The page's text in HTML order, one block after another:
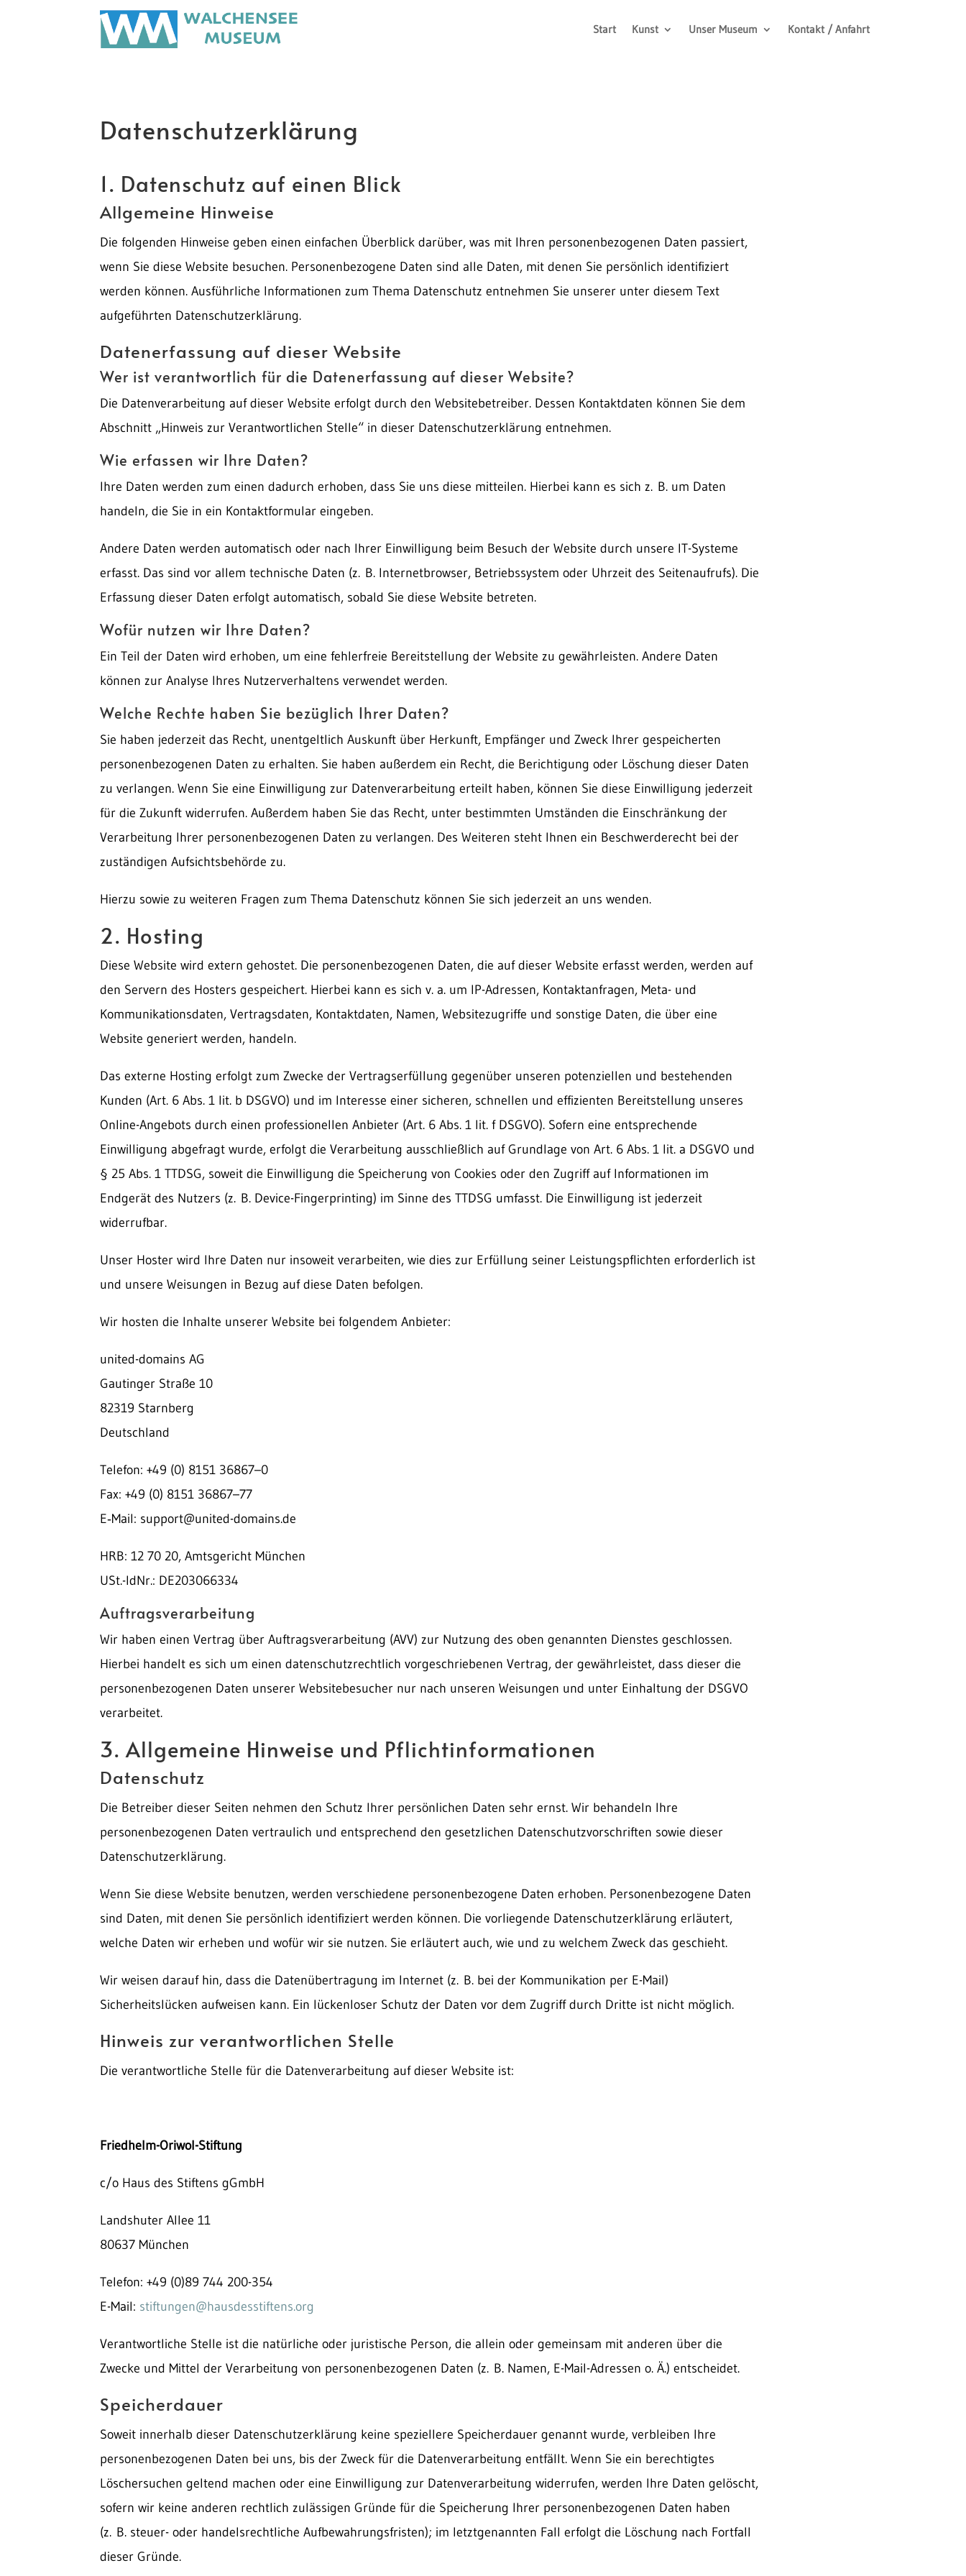
Start Kunst Unser Museum Kontakt / Anfahrt
Datenschutz­erklärung
1. Datenschutz auf einen Blick
Allgemeine Hinweise
Die folgenden Hinweise geben einen einfachen Überblick darüber, was mit Ihren personenbezogenen Daten passiert,
wenn Sie diese Website besuchen. Personenbezogene Daten sind alle Daten, mit denen Sie persönlich identifiziert
werden können. Ausführliche Informationen zum Thema Datenschutz entnehmen Sie unserer unter diesem Text
aufgeführten Datenschutzerklärung.
Datenerfassung auf dieser Website
Wer ist verantwortlich für die Datenerfassung auf dieser Website?
Die Datenverarbeitung auf dieser Website erfolgt durch den Websitebetreiber. Dessen Kontaktdaten können Sie dem
Abschnitt „Hinweis zur Verantwortlichen Stelle“ in dieser Datenschutzerklärung entnehmen.
Wie erfassen wir Ihre Daten?
Ihre Daten werden zum einen dadurch erhoben, dass Sie uns diese mitteilen. Hierbei kann es sich z. B. um Daten
handeln, die Sie in ein Kontaktformular eingeben.
Andere Daten werden automatisch oder nach Ihrer Einwilligung beim Besuch der Website durch unsere IT-Systeme
erfasst. Das sind vor allem technische Daten (z. B. Internetbrowser, Betriebssystem oder Uhrzeit des Seitenaufrufs). Die
Erfassung dieser Daten erfolgt automatisch, sobald Sie diese Website betreten.
Wofür nutzen wir Ihre Daten?
Ein Teil der Daten wird erhoben, um eine fehlerfreie Bereitstellung der Website zu gewährleisten. Andere Daten
können zur Analyse Ihres Nutzerverhaltens verwendet werden.
Welche Rechte haben Sie bezüglich Ihrer Daten?
Sie haben jederzeit das Recht, unentgeltlich Auskunft über Herkunft, Empfänger und Zweck Ihrer gespeicherten
personenbezogenen Daten zu erhalten. Sie haben außerdem ein Recht, die Berichtigung oder Löschung dieser Daten
zu verlangen. Wenn Sie eine Einwilligung zur Datenverarbeitung erteilt haben, können Sie diese Einwilligung jederzeit
für die Zukunft widerrufen. Außerdem haben Sie das Recht, unter bestimmten Umständen die Einschränkung der
Verarbeitung Ihrer personenbezogenen Daten zu verlangen. Des Weiteren steht Ihnen ein Beschwerderecht bei der
zuständigen Aufsichtsbehörde zu.
Hierzu sowie zu weiteren Fragen zum Thema Datenschutz können Sie sich jederzeit an uns wenden.
2. Hosting
Diese Website wird extern gehostet. Die personenbezogenen Daten, die auf dieser Website erfasst werden, werden auf
den Servern des Hosters gespeichert. Hierbei kann es sich v. a. um IP-Adressen, Kontaktanfragen, Meta- und
Kommunikationsdaten, Vertragsdaten, Kontaktdaten, Namen, Websitezugriffe und sonstige Daten, die über eine
Website generiert werden, handeln.
Das externe Hosting erfolgt zum Zwecke der Vertragserfüllung gegenüber unseren potenziellen und bestehenden
Kunden (Art. 6 Abs. 1 lit. b DSGVO) und im Interesse einer sicheren, schnellen und effizienten Bereitstellung unseres
Online-Angebots durch einen professionellen Anbieter (Art. 6 Abs. 1 lit. f DSGVO). Sofern eine entsprechende
Einwilligung abgefragt wurde, erfolgt die Verarbeitung ausschließlich auf Grundlage von Art. 6 Abs. 1 lit. a DSGVO und
§ 25 Abs. 1 TTDSG, soweit die Einwilligung die Speicherung von Cookies oder den Zugriff auf Informationen im
Endgerät des Nutzers (z. B. Device-Fingerprinting) im Sinne des TTDSG umfasst. Die Einwilligung ist jederzeit
widerrufbar.
Unser Hoster wird Ihre Daten nur insoweit verarbeiten, wie dies zur Erfüllung seiner Leistungspflichten erforderlich ist
und unsere Weisungen in Bezug auf diese Daten befolgen.
Wir hosten die Inhalte unserer Website bei folgendem Anbieter:
united-domains AG
Gautinger Straße 10
82319 Starnberg
Deutschland
Telefon: +49 (0) 8151 36867–0
Fax: +49 (0) 8151 36867–77
E‑Mail: support@united-domains.de
HRB: 12 70 20, Amtsgericht München
USt.-IdNr.: DE203066334
Auftragsverarbeitung
Wir haben einen Vertrag über Auftragsverarbeitung (AVV) zur Nutzung des oben genannten Dienstes geschlossen.
Hierbei handelt es sich um einen datenschutzrechtlich vorgeschriebenen Vertrag, der gewährleistet, dass dieser die
personenbezogenen Daten unserer Websitebesucher nur nach unseren Weisungen und unter Einhaltung der DSGVO
verarbeitet.
3. Allgemeine Hinweise und Pflicht­informationen
Datenschutz
Die Betreiber dieser Seiten nehmen den Schutz Ihrer persönlichen Daten sehr ernst. Wir behandeln Ihre
personenbezogenen Daten vertraulich und entsprechend den gesetzlichen Datenschutzvorschriften sowie dieser
Datenschutzerklärung.
Wenn Sie diese Website benutzen, werden verschiedene personenbezogene Daten erhoben. Personenbezogene Daten
sind Daten, mit denen Sie persönlich identifiziert werden können. Die vorliegende Datenschutzerklärung erläutert,
welche Daten wir erheben und wofür wir sie nutzen. Sie erläutert auch, wie und zu welchem Zweck das geschieht.
Wir weisen darauf hin, dass die Datenübertragung im Internet (z. B. bei der Kommunikation per E-Mail)
Sicherheitslücken aufweisen kann. Ein lückenloser Schutz der Daten vor dem Zugriff durch Dritte ist nicht möglich.
Hinweis zur verantwortlichen Stelle
Die verantwortliche Stelle für die Datenverarbeitung auf dieser Website ist:
Friedhelm-Oriwol-Stiftung
c/o Haus des Stiftens gGmbH
Landshuter Allee 11
80637 München
Telefon: +49 (0)89 744 200-354
E-Mail: stiftungen@hausdesstiftens.org
Verantwortliche Stelle ist die natürliche oder juristische Person, die allein oder gemeinsam mit anderen über die
Zwecke und Mittel der Verarbeitung von personenbezogenen Daten (z. B. Namen, E-Mail-Adressen o. Ä.) entscheidet.
Speicherdauer
Soweit innerhalb dieser Datenschutzerklärung keine speziellere Speicherdauer genannt wurde, verbleiben Ihre
personenbezogenen Daten bei uns, bis der Zweck für die Datenverarbeitung entfällt. Wenn Sie ein berechtigtes
Löschersuchen geltend machen oder eine Einwilligung zur Datenverarbeitung widerrufen, werden Ihre Daten gelöscht,
sofern wir keine anderen rechtlich zulässigen Gründe für die Speicherung Ihrer personenbezogenen Daten haben
(z. B. steuer- oder handelsrechtliche Aufbewahrungsfristen); im letztgenannten Fall erfolgt die Löschung nach Fortfall
dieser Gründe.